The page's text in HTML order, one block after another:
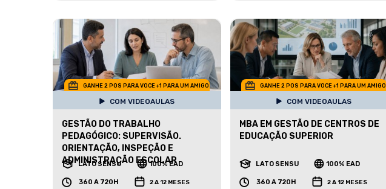
GANHE 2 POS PARA VOCE +1 PARA UM AMIGO
COM VIDEOAULAS
GESTÃO DO TRABALHO
PEDAGÓGICO: SUPERVISÃO.
ORIENTAÇÃO, INSPEÇÃO E
ADMINISTRAÇÃO ESCOLAR
LATO SENSU 100% EAD
360 A 720H 2 A 12 MESES
GANHE 2 POS PARA VOCE +1 PARA UM AMIGO
COM VIDEOAULAS
MBA EM GESTÃO DE CENTROS DE
EDUCAÇÃO SUPERIOR
LATO SENSU 100% EAD
360 A 720H 2 A 12 MESES